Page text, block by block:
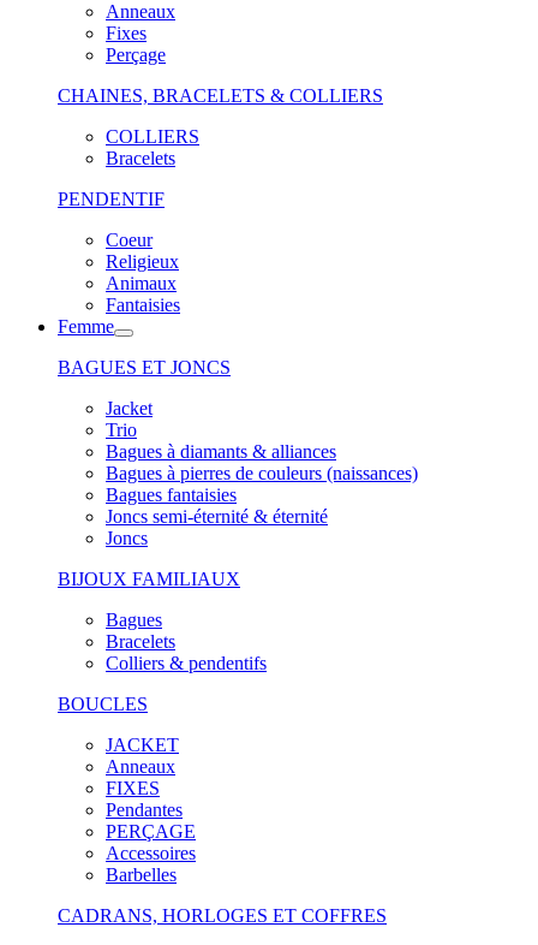
Anneaux
Fixes
Perçage
CHAINES, BRACELETS & COLLIERS
COLLIERS
Bracelets
PENDENTIF
Coeur
Religieux
Animaux
Fantaisies
Femme
BAGUES ET JONCS
Jacket
Trio
Bagues à diamants & alliances
Bagues à pierres de couleurs (naissances)
Bagues fantaisies
Joncs semi-éternité & éternité
Joncs
BIJOUX FAMILIAUX
Bagues
Bracelets
Colliers & pendentifs
BOUCLES
JACKET
Anneaux
FIXES
Pendantes
PERÇAGE
Accessoires
Barbelles
CADRANS, HORLOGES ET COFFRES